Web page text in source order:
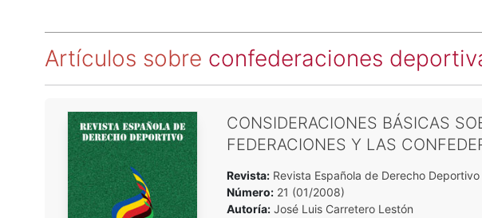
Artículos sobre confederaciones
CONSIDERACIONES BÁSICAS
FEDERACIONES Y LAS
Revista: Revista Española de Derecho Deportivo
Número: 21 (01/2008)
Autoría: José Luis Carretero Lestón